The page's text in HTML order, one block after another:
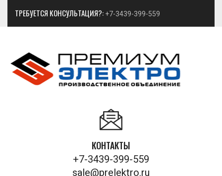
ТРЕБУЕТСЯ КОНСУЛЬТАЦИЯ?: +7-3439-399-559
КОНТАКТЫ
+7-3439-399-559
sale@prelektro.ru